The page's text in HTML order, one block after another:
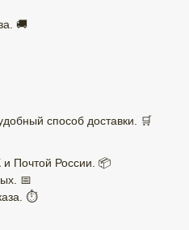
🚚
способ доставки. 🛒
и Почтой России. 📦
📅
⏱️